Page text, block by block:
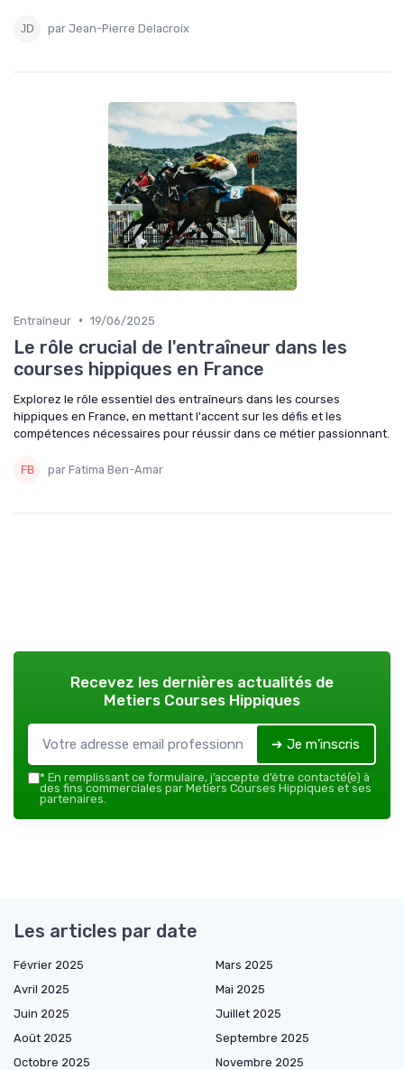
par Jean-Pierre Delacroix
Entraîneur • 19/06/2025
Le rôle crucial de l'entraîneur dans les
courses hippiques en France
Explorez le rôle essentiel des entraîneurs dans les courses
hippiques en France, en mettant l'accent sur les défis et les
compétences nécessaires pour réussir dans ce métier passionnant.
par Fatima Ben-Amar
Recevez les dernières actualités de
Metiers Courses Hippiques
➔ Je m'inscris
* En remplissant ce formulaire, j’accepte d’être contacté(e) à
des fins commerciales par Metiers Courses Hippiques et ses
partenaires.
Les articles par date
Février 2025
Mars 2025
Avril 2025
Mai 2025
Juin 2025
Juillet 2025
Août 2025
Septembre 2025
Octobre 2025
Novembre 2025